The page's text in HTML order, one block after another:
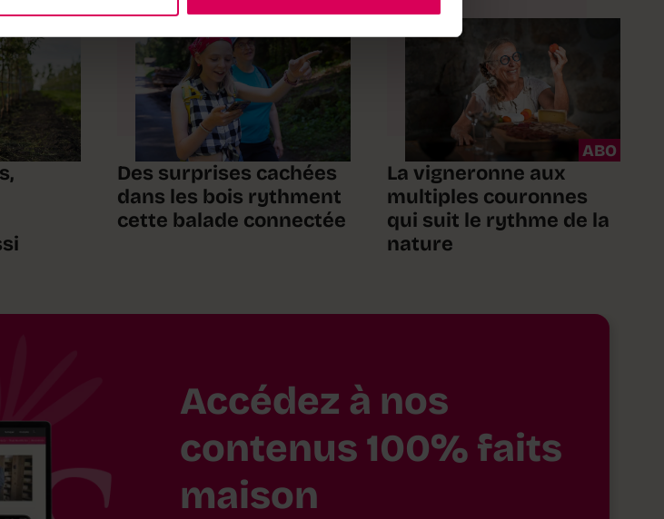
Des surprises cachées
dans les bois rythment
cette balade connectée
ABO
La vigneronne aux
multiples couronnes
qui suit le rythme de la
nature
Accédez à nos
contenus 100% faits
maison